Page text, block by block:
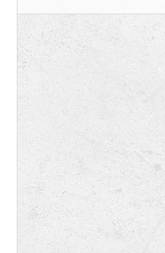
humanitarna
izložba
Male
MASKENBAL